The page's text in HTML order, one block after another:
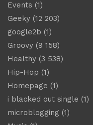
Events (1)
Geeky (12 203)
google2b (1)
Groovy (9 158)
Healthy (3 538)
Hip-Hop (1)
Homepage (1)
i blacked out single (1)
microblogging (1)